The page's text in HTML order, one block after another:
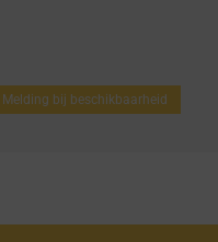
Melding bij beschikbaarheid